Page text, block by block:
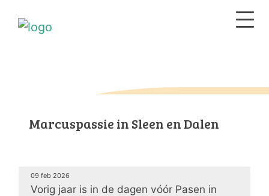
Marcuspassie in Sleen en Dalen
09 feb 2026
Vorig jaar is in de dagen vóór Pasen in